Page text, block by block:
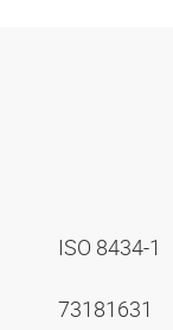
ISO 8434-1
73181631